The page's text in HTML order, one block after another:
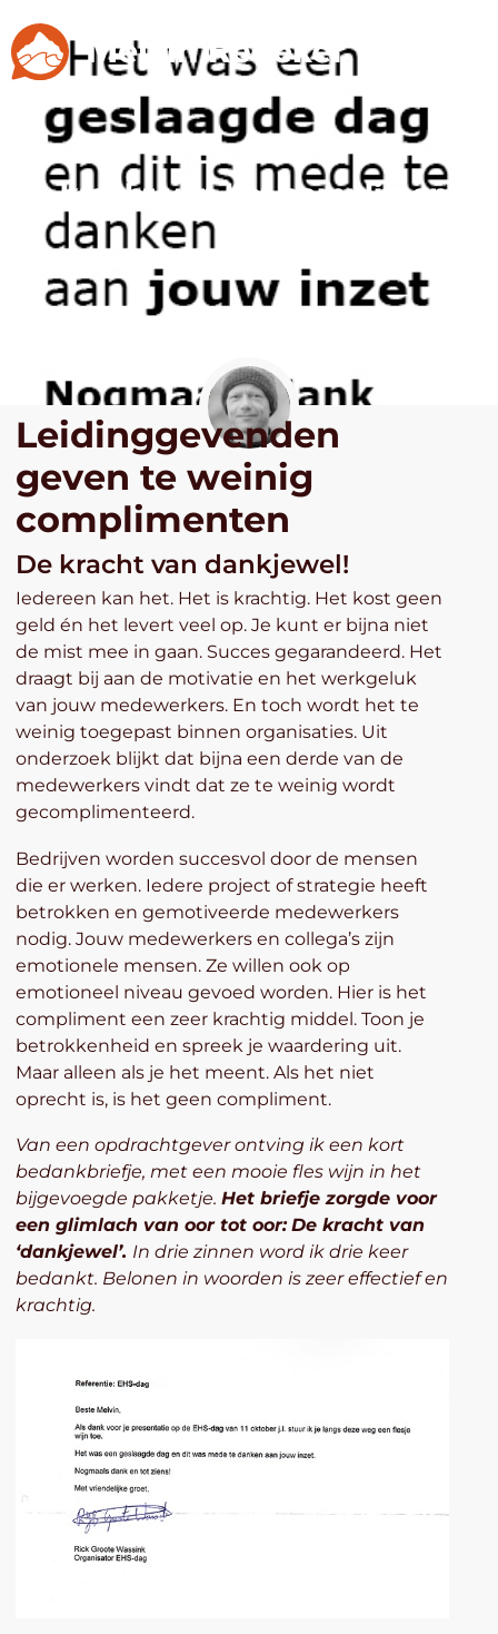
De kracht van het compliment
Leidinggevenden
geven te weinig
complimenten
De kracht van dankjewel!
Iedereen kan het. Het is krachtig. Het kost geen
geld én het levert veel op. Je kunt er bijna niet
de mist mee in gaan. Succes gegarandeerd. Het
draagt bij aan de motivatie en het werkgeluk
van jouw medewerkers. En toch wordt het te
weinig toegepast binnen organisaties. Uit
onderzoek blijkt dat bijna een derde van de
medewerkers vindt dat ze te weinig wordt
gecomplimenteerd.
Bedrijven worden succesvol door de mensen
die er werken. Iedere project of strategie heeft
betrokken en gemotiveerde medewerkers
nodig. Jouw medewerkers en collega’s zijn
emotionele mensen. Ze willen ook op
emotioneel niveau gevoed worden. Hier is het
compliment een zeer krachtig middel. Toon je
betrokkenheid en spreek je waardering uit.
Maar alleen als je het meent. Als het niet
oprecht is, is het geen compliment.
Van een opdrachtgever ontving ik een kort
bedankbriefje, met een mooie fles wijn in het
bijgevoegde pakketje.Het briefje zorgde voor
een glimlach van oor tot oor: De kracht van
‘dankjewel’. In drie zinnen word ik drie keer
bedankt. Belonen in woorden is zeer effectief en
krachtig.